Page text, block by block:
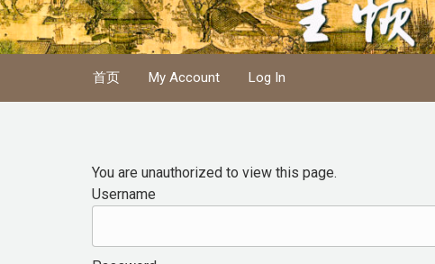
Skip to main content
首页 My Account Log In
You are unauthorized to view this page.
Username